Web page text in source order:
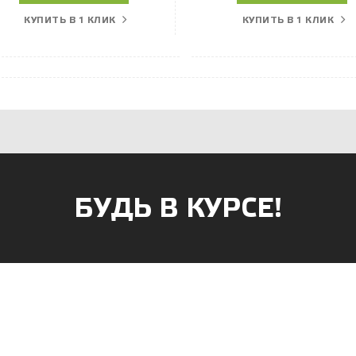
КУПИТЬ В 1 КЛИК КУПИТЬ В 1 КЛИК
БУДЬ В КУРСЕ!